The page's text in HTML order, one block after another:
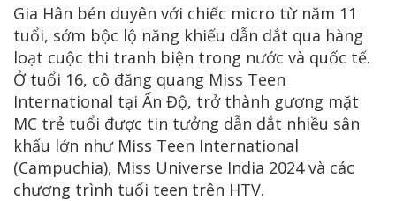
Gia Hân bén duyên với chiếc micro từ năm 11
tuổi, sớm bộc lộ năng khiếu dẫn dắt qua hàng
loạt cuộc thi tranh biện trong nước và quốc tế.
Ở tuổi 16, cô đăng quang Miss Teen
International tại Ấn Độ, trở thành gương mặt
MC trẻ tuổi được tin tưởng dẫn dắt nhiều sân
khấu lớn như Miss Teen International
(Campuchia), Miss Universe India 2024 và các
chương trình tuổi teen trên HTV.